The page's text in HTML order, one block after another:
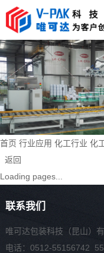
首页 行业应用 化工行业 化
返回
Loading pages...
联系我们
唯可达包装科技（昆山）
电话：0512-55156742